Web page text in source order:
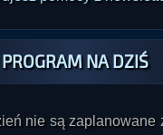
PROGRAM NA DZIŚ
nie są zaplanowane
na antenie